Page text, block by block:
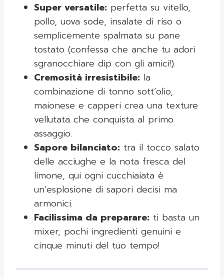
Super versatile: perfetta su vitello,
pollo, uova sode, insalate di riso o
semplicemente spalmata su pane
tostato (confessa che anche tu adori
sgranocchiare dip con gli amici!).
Cremosità irresistibile: la
combinazione di tonno sott’olio,
maionese e capperi crea una texture
vellutata che conquista al primo
assaggio.
Sapore bilanciato: tra il tocco salato
delle acciughe e la nota fresca del
limone, qui ogni cucchiaiata è
un’esplosione di sapori decisi ma
armonici.
Facilissima da preparare: ti basta un
mixer, pochi ingredienti genuini e
cinque minuti del tuo tempo!